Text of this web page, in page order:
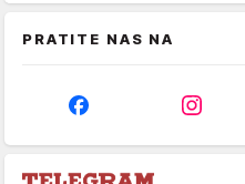
PRATITE NAS NA